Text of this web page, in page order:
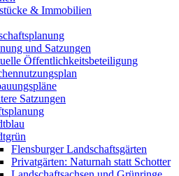
& Immobilien
und Satzungen
Öffentlichkeitsbeteiligung
Satzungen
Flensburger Landschaftsgärten
Privatgärten: Naturnah statt Schotter